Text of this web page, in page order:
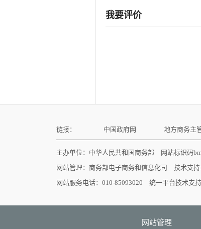
我要评价
链接： 中国政府网 地方商务主
主办单位：中华人民共和国商务部 网站标识码
网站管理：商务部电子商务和信息化司 技术支持
网站服务电话：010-85093020 统一平台技术支
网站管理